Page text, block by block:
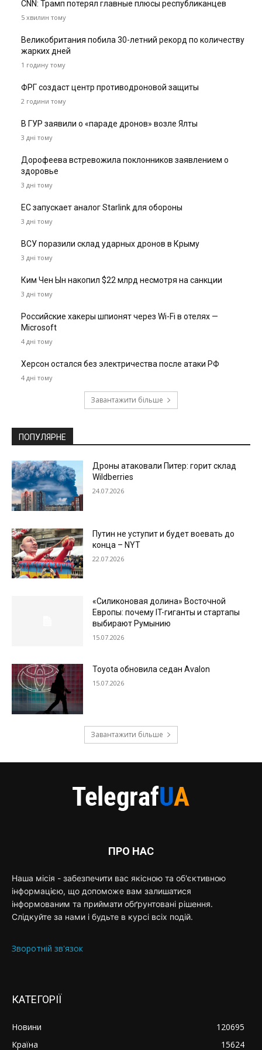
CNN: Трамп потерял главные плюсы республиканцев
5 хвилин тому
Великобритания побила 30-летний рекорд по количеству
жарких дней
1 годину тому
ФРГ создаст центр противодроновой защиты
2 години тому
В ГУР заявили о «параде дронов» возле Ялты
3 дні тому
Дорофеева встревожила поклонников заявлением о
здоровье
3 дні тому
ЕС запускает аналог Starlink для обороны
3 дні тому
ВСУ поразили склад ударных дронов в Крыму
3 дні тому
Ким Чен Ын накопил $22 млрд несмотря на санкции
3 дні тому
Российские хакеры шпионят через Wi-Fi в отелях —
Microsoft
4 дні тому
Херсон остался без электричества после атаки РФ
4 дні тому
Завантажити більше
ПОПУЛЯРНЕ
Дроны атаковали Питер: горит склад
Wildberries
24.07.2026
Путин не уступит и будет воевать до
конца – NYT
22.07.2026
«Силиконовая долина» Восточной
Европы: почему IT-гиганты и стартапы
выбирают Румынию
15.07.2026
Toyota обновила седан Avalon
15.07.2026
Завантажити більше
ПРО НАС
Наша місія - забезпечити вас якісною та об'єктивною
інформацією, що допоможе вам залишатися
інформованим та приймати обґрунтовані рішення.
Слідкуйте за нами і будьте в курсі всіх подій.
Зворотній зв'язок
КАТЕГОРІЇ
Новини
120695
Країна
15624